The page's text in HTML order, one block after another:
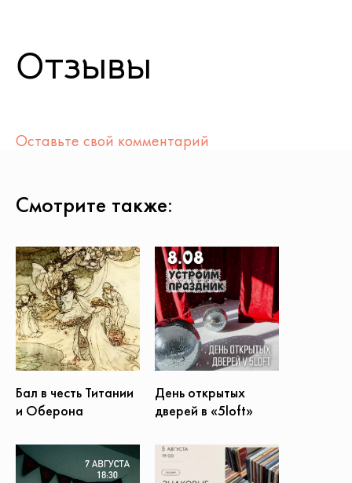
Отзывы
Оставьте свой комментарий
Смотрите также:
Бал в честь Титании
и Оберона
День открытых
дверей в «5loft»